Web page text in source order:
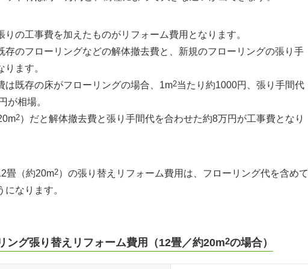
りの工事費を加えたものがリフォーム費用となります。
存のフローリングなどの解体撤去費と、新規のフローリングの張り手
ります。
は既存の床がフローリングの場合、1m2当たり約1000円、張り手間代
が相場。
2）だと解体撤去費と張り手間代を合わせた約8万円が工事費となり
畳（約20m2）の張り替えリフォーム費用は、フローリング代を含めて
になります。
ング張り替えリフォーム費用（12畳／約20m2の場合）